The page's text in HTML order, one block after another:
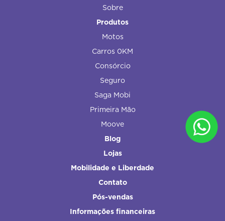
Sobre
Produtos
Motos
Carros 0KM
Consórcio
Seguro
Saga Mobi
Primeira Mão
Moove
Blog
Lojas
Mobilidade e Liberdade
Contato
Pós-vendas
Informações financeiras